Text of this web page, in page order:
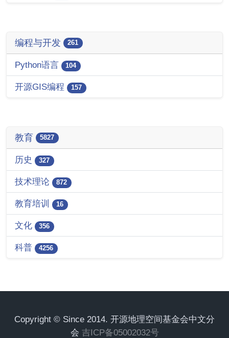
编程与开发 261
Python语言 104
开源GIS编程 157
教育 5827
历史 327
技术理论 872
教育培训 16
文化 356
科普 4256
Copyright © Since 2014. 开源地理空间基金会中文分
会 吉ICP备05002032号